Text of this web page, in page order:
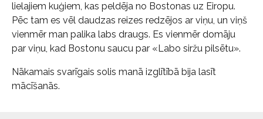
lielajiem kuģiem, kas peldēja no Bostonas uz Eiropu.
Pēc tam es vēl daudzas reizes redzējos ar viņu, un viņš
vienmēr man palika labs draugs. Es vienmēr domāju
par viņu, kad Bostonu saucu par «Labo siržu pilsētu».
Nākamais svarīgais solis manā izglītībā bija lasīt
mācīšanās.